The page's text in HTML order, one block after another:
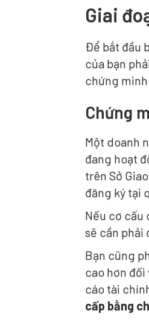
Giai
Để bắt đầu
của bạn
chứng
Chứng
Một doanh
đang hoạt
trên Sở
đăng ký tại
Nếu cơ cấu
sẽ cần phải
Bạn cũng
cao hơn
cáo tài
cấp bằng